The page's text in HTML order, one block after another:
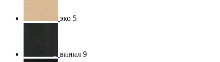
эко 5
винил 9